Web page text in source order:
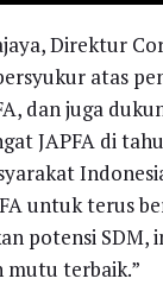
Direktur
atas
dan juga
JAPFA di
untuk terus
potensi
mutu terbaik.”